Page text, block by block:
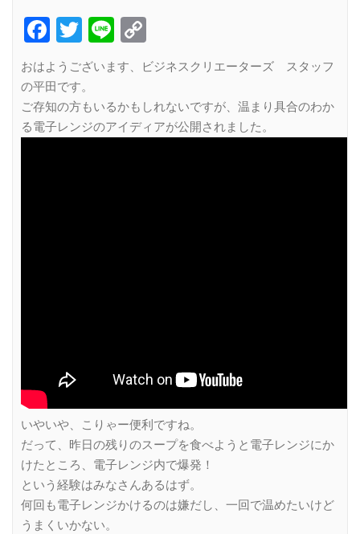
Facebook
Twitter
Line
Link
おはようございます、ビジネスクリエーターズ スタッフ
の平田です。
ご存知の方もいるかもしれないですが、温まり具合のわか
る電子レンジのアイディアが公開されました。
いやいや、こりゃー便利ですね。
だって、昨日の残りのスープを食べようと電子レンジにか
けたところ、電子レンジ内で爆発！
という経験はみなさんあるはず。
何回も電子レンジかけるのは嫌だし、一回で温めたいけど
うまくいかない。